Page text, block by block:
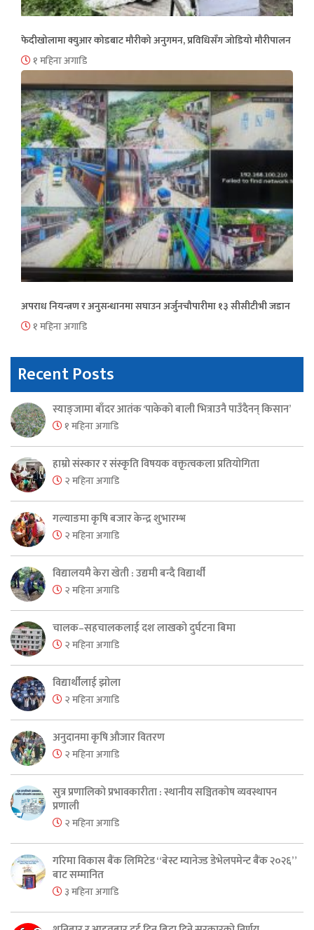
फेदीखोलामा क्युआर कोडबाट मौरीको अनुगमन, प्रविधिसँग जोडियो मौरीपालन
१ महिना अगाडि
अपराध नियन्त्रण र अनुसन्धानमा सघाउन अर्जुनचौपारीमा १३ सीसीटीभी जडान
१ महिना अगाडि
Recent Posts
स्याङ्जामा बाँदर आतंक ‘पाकेको बाली भित्राउनै पाउँदैनन् किसान’
१ महिना अगाडि
हाम्रो संस्कार र संस्कृति विषयक वक्तृत्वकला प्रतियोगिता
२ महिना अगाडि
गल्याङमा कृषि बजार केन्द्र शुभारम्भ
२ महिना अगाडि
विद्यालयमै केरा खेती : उद्यमी बन्दै विद्यार्थी
२ महिना अगाडि
चालक–सहचालकलाई दश लाखको दुर्घटना बिमा
२ महिना अगाडि
विद्यार्थीलाई झोला
२ महिना अगाडि
अनुदानमा कृषि औजार वितरण
२ महिना अगाडि
सुत्र प्रणालिको प्रभावकारीता : स्थानीय सञ्चितकोष व्यवस्थापन
प्रणाली
२ महिना अगाडि
गरिमा विकास बैंक लिमिटेड “बेस्ट म्यानेज्ड डेभेलपमेन्ट बैंक २०२६”
बाट सम्मानित
३ महिना अगाडि